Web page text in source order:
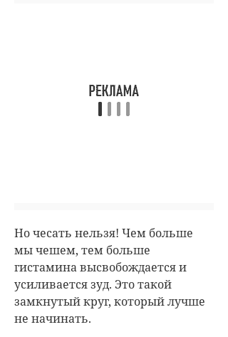
Но чесать нельзя! Чем больше
мы чешем, тем больше
гистамина высвобождается и
усиливается зуд. Это такой
замкнутый круг, который лучше
не начинать.